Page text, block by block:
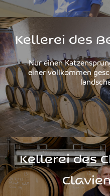
Kellerei des
Nur einen
einer vollkommen
Kellerei des